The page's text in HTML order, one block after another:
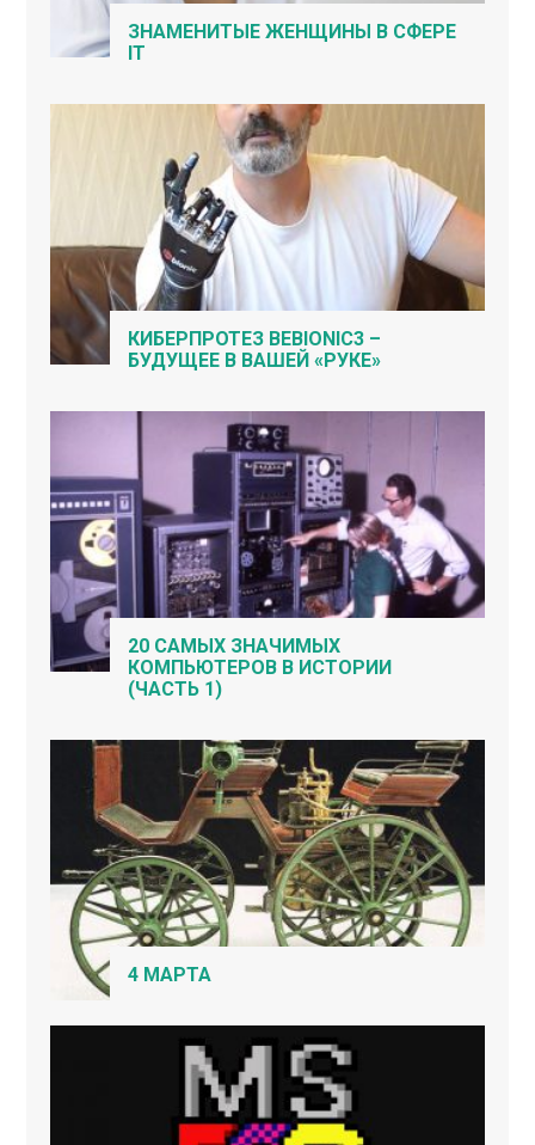
ЗНАМЕНИТЫЕ ЖЕНЩИНЫ В СФЕРЕ
IT
КИБЕРПРОТЕЗ BEBIONIC3 –
БУДУЩЕЕ В ВАШЕЙ «РУКЕ»
20 САМЫХ ЗНАЧИМЫХ
КОМПЬЮТЕРОВ В ИСТОРИИ
(ЧАСТЬ 1)
4 МАРТА